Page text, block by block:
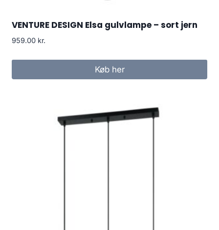
VENTURE DESIGN Elsa gulvlampe – sort jern
959.00 kr.
Køb her